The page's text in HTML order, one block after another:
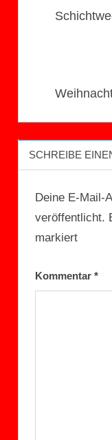
SCHREIBE
Deine E-Mail-
veröffentlicht.
markiert
Kommentar *